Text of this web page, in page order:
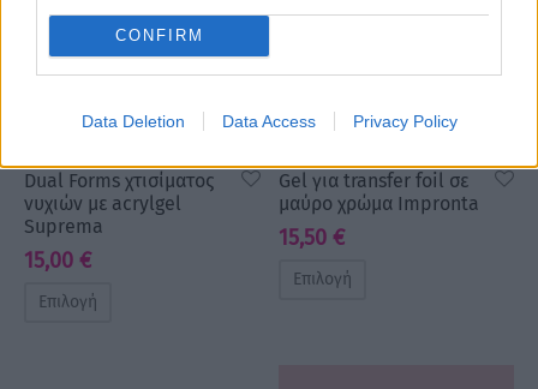
CONFIRM
Data Deletion Data Access Privacy Policy
Dual Forms χτισίματος
νυχιών με acrylgel
Suprema
15,00 €
Επιλογή
Gel για transfer foil σε
μαύρο χρώμα Impronta
15,50 €
Επιλογή